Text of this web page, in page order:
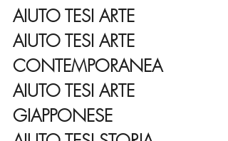
AIUTO TESI ARTE
AIUTO TESI ARTE
CONTEMPORANEA
AIUTO TESI ARTE
GIAPPONESE